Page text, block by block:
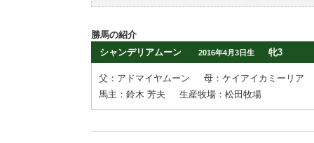
勝馬の紹介
シャンデリアムーン
2016年4月3日生 牝3
父：アドマイヤムーン
母：ケイアイカミーリア
馬主：鈴木 芳夫
生産牧場：松田牧場